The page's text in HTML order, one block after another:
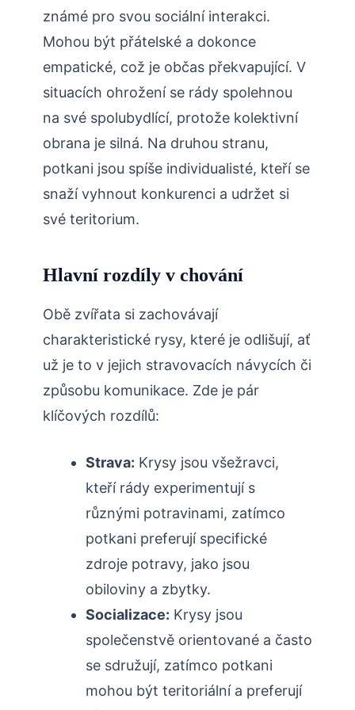
známé pro svou sociální interakci.
Mohou být přátelské a dokonce
empatické, což je občas překvapující. V
situacích ohrožení se rády spolehnou
na své spolubydlící, protože kolektivní
obrana je silná. Na druhou stranu,
potkani jsou spíše individualisté, kteří se
snaží vyhnout konkurenci a udržet si
své teritorium.
Hlavní rozdíly v chování
Obě zvířata si zachovávají
charakteristické rysy, které je odlišují, ať
už je to v jejich stravovacích návycích či
způsobu komunikace. Zde je pár
klíčových rozdílů:
Strava: Krysy jsou všežravci,
kteří rády experimentují s
různými potravinami, zatímco
potkani preferují specifické
zdroje potravy, jako jsou
obiloviny a zbytky.
Socializace: Krysy jsou
společenstvě orientované a často
se sdružují, zatímco potkani
mohou být teritoriální a preferují